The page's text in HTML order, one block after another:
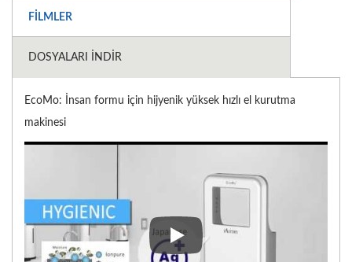
FILMLER
DOSYALARI İNDIR
EcoMo: İnsan formu için hijyenik yüksek hızlı el kurutma
makinesi
EcoMo: İnsan formu için